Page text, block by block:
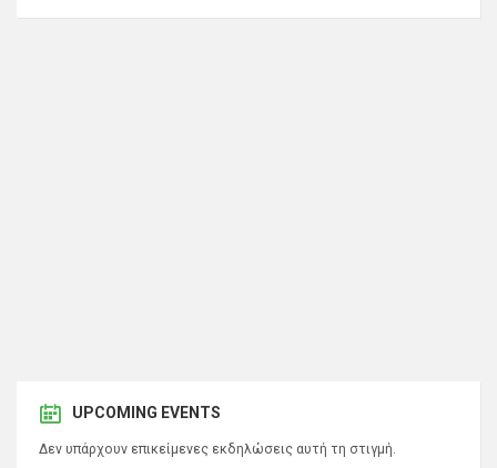
UPCOMING EVENTS
Δεν υπάρχουν επικείμενες εκδηλώσεις αυτή τη στιγμή.